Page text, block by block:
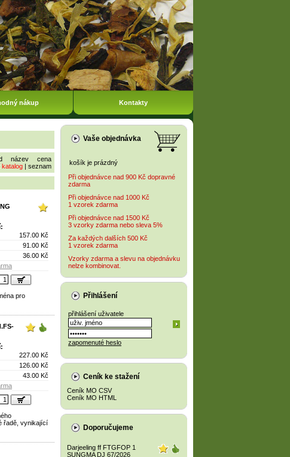
nákup Kontakty
název
cena
katalog | seznam
157.00 Kč
91.00 Kč
36.00 Kč
pro
227.00 Kč
126.00 Kč
43.00 Kč
řadě, vynikající
Vaše objednávka
košík je prázdný
Při objednávce nad 900 Kč dopravné
zdarma
Při objednávce nad 1000 Kč
1 vzorek zdarma
Při objednávce nad 1500 Kč
3 vzorky zdarma nebo sleva 5%
Za každých dalších 500 Kč
1 vzorek zdarma
Vzorky zdarma a slevu na objednávku
nelze kombinovat.
Přihlášení
přihlášení uživatele
zapomenuté heslo
Ceník ke stažení
Ceník MO CSV
Ceník MO HTML
Doporučujeme
Darjeeling ff FTGFOP 1
SUNGMA DJ 67/2026